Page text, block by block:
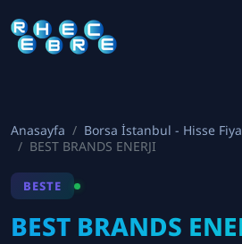
Anasayfa
Borsa İstanbul - Hisse
BEST BRANDS ENERJI
BESTE
BEST BRANDS